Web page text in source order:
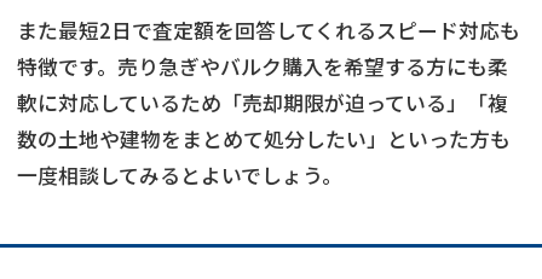
また最短2日で査定額を回答してくれるスピード対応も
特徴です。売り急ぎやバルク購入を希望する方にも柔
軟に対応しているため「売却期限が迫っている」「複
数の土地や建物をまとめて処分したい」といった方も
一度相談してみるとよいでしょう。